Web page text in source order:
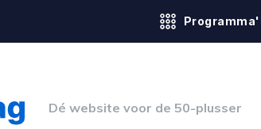
Dé website voor de 50-plusser